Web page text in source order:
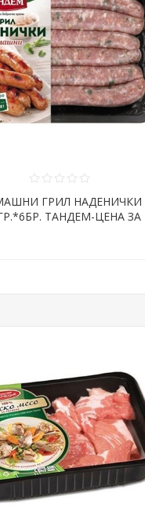
ГРИЛ НАДЕНИЧКИ
ТАНДЕМ-ЦЕНА ЗА